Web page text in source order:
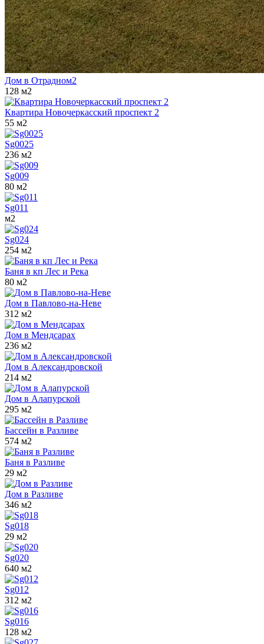
Дом в Отрадном2
128 м2
Квартира Новочеркасский проспект 2
55 м2
Sg0025
236 м2
Sg009
80 м2
Sg011
м2
Sg024
254 м2
Баня в кп Лес и Река
80 м2
Дом в Павлово-на-Неве
312 м2
Дом в Мендсарах
236 м2
Дом в Александровской
214 м2
Дом в Алапурской
295 м2
Бассейн в Разливе
574 м2
Баня в Разливе
29 м2
Дом в Разливе
346 м2
Sg018
29 м2
Sg020
640 м2
Sg012
312 м2
Sg016
128 м2